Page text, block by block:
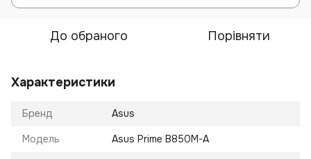
До обраного Порівняти
Характеристики
Бренд Asus
Модель Asus Prime B850M-A